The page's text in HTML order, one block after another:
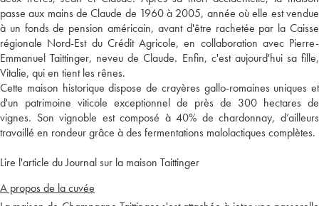
passe aux mains de Claude de 1960 à 2005, année où elle est vendue
à un fonds de pension américain, avant d'être rachetée par la Caisse
régionale Nord-Est du Crédit Agricole, en collaboration avec Pierre-
Emmanuel Taittinger, neveu de Claude. Enfin, c'est aujourd'hui sa fille,
Vitalie, qui en tient les rênes.
Cette maison historique dispose de crayères gallo-romaines uniques et
d'un patrimoine viticole exceptionnel de près de 300 hectares de
vignes. Son vignoble est composé à 40% de chardonnay, d’ailleurs
travaillé en rondeur grâce à des fermentations malolactiques complètes.
Lire l'article du Journal sur la maison Taittinger
A propos de la cuvée